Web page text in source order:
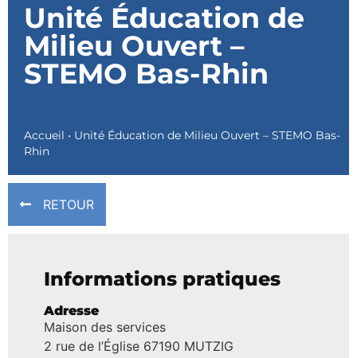
Unité Éducation de
Milieu Ouvert –
STEMO Bas-Rhin
Accueil • Unité Éducation de Milieu Ouvert – STEMO Bas-
Rhin
RETOUR
Informations pratiques
Adresse
Maison des services
2 rue de l’Église 67190 MUTZIG